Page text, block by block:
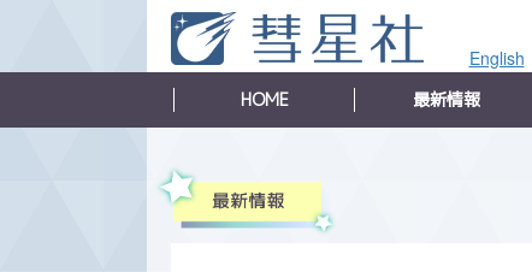
English
HOME 最新情報